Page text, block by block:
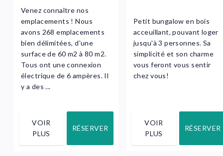
Venez connaître nos
emplacements ! Nous
avons 268 emplacements
bien délimitées, d'une
surface de 60 m2 à 80 m2.
Tous ont une connexion
électrique de 6 ampères. Il
y a des ...
VOIR
PLUS
RÉSERVER
Petit bungalow en bois
acceuillant, pouvant loger
jusqu'à 3 personnes. Sa
simplicité et son charme
vous feront vous sentir
chez vous!
VOIR
PLUS
RÉSERVER